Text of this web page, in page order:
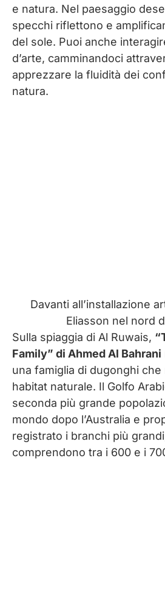
e natura. Nel paesaggio
specchi riflettono e
del sole. Puoi anche
d’arte, camminandoci
apprezzare la fluidità dei
natura.
Davanti all’installazione
Eliasson nel nord
Sulla spiaggia di Al Ruwais,
Family” di Ahmed Al Bahrani
una famiglia di dugonghi
habitat naturale. Il Golfo
seconda più grande
mondo dopo l’Australia e
registrato i branchi più
comprendono tra i 600 e i